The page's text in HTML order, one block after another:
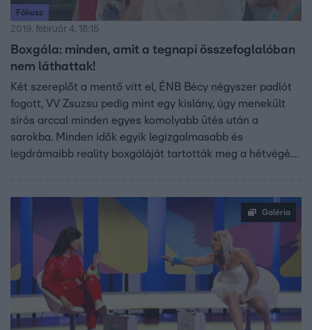
Fókusz
2019. február 4. 18:15
Boxgála: minden, amit a tegnapi összefoglalóban
nem láthattak!
Két szereplőt a mentő vitt el, ÉNB Bécy négyszer padlót
fogott, VV Zsuzsu pedig mint egy kislány, úgy menekült
sírós arccal minden egyes komolyabb ütés után a
sarokba. Minden idők egyik legizgalmasabb és
legdrámaibb reality boxgáláját tartották meg a hétvégén
megmutatjuk azokat a pillanatokat, amelyeket nem
láthattak a ValóVilág összefoglalójában.
Galéria